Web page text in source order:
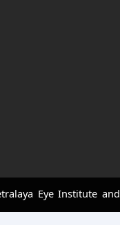
Eye Institute and